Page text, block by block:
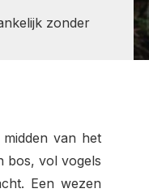
zonder
van het
bos, vol vogels
Een wezen